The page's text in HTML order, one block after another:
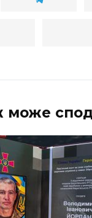
може